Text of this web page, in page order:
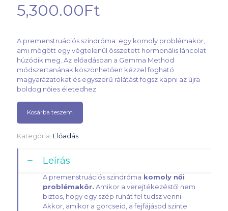
5,300.00Ft
A premenstruációs szindróma: egy komoly problémakör,
ami mögött egy végtelenül összetett hormonális láncolat
húzódik meg. Az előadásban a Gemma Method
módszertanának köszönhetően kézzel fogható
magyarázatokat és egyszerű rálátást fogsz kapni az újra
boldog nőies életedhez.
Kosárba teszem
Kategória: Előadás
Leírás
A premenstruációs szindróma komoly női
problémakör. Amikor a verejtékezéstől nem
biztos, hogy egy szép ruhát fel tudsz venni.
Akkor, amikor a görcseid, a fejfájásod szinte